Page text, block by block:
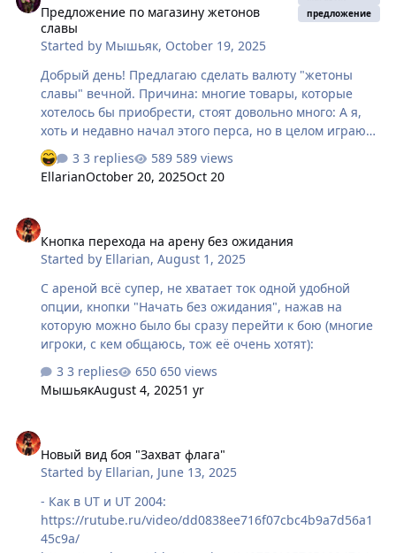
Предложение по магазину жетонов
славы
Started by Мышьяк, October 19, 2025
предложение
Добрый день! Предлагаю сделать валюту "жетоны
славы" вечной. Причина: многие товары, которые
хотелось бы приобрести, стоят довольно много: А я,
хоть и недавно начал этого перса, но в целом играю
давно и неплохо, накопил всего лишь столько: 22
жетона. Да, в будущем я смогу продвигаться в
рейтинге выше, но давайте исходить из того что
Остальное сгорит. Так почему бы не дать любым
игрокам, а не только покупающим билеты, накопить
покупает билеты смогут накопить на всё это за одну
арен…
3 replies
589 views
EllarianOctober 20, 2025Oct 20
Кнопка перехода на арену без ожидания
Started by Ellarian,August 1, 2025
С ареной всё супер, не хватает ток одной удобной
опции, кнопки "Начать без ожидания", нажав на
которую можно было бы сразу перейти к бою (многие
игроки, с кем общаюсь, тож её очень хотят):
3 replies
650 views
МышьякAugust 4, 20251 yr
Новый вид боя "Захват флага"
Started by Ellarian, June 13, 2025
- Как в UT и UT 2004:
https://rutube.ru/video/dd0838ee716f07cbc4b9a7d56a1
45c9a/